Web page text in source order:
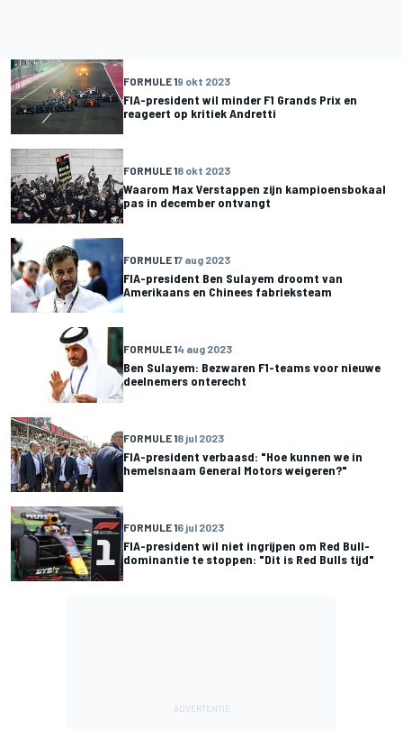
FORMULE 19 okt 2023
FIA-president wil minder F1 Grands Prix en
reageert op kritiek Andretti
FORMULE 18 okt 2023
Waarom Max Verstappen zijn kampioensbokaal
pas in december ontvangt
FORMULE 17 aug 2023
FIA-president Ben Sulayem droomt van
Amerikaans en Chinees fabrieksteam
FORMULE 14 aug 2023
Ben Sulayem: Bezwaren F1-teams voor nieuwe
deelnemers onterecht
FORMULE 18 jul 2023
FIA-president verbaasd: "Hoe kunnen we in
hemelsnaam General Motors weigeren?"
FORMULE 16 jul 2023
FIA-president wil niet ingrijpen om Red Bull-
dominantie te stoppen: "Dit is Red Bulls tijd"